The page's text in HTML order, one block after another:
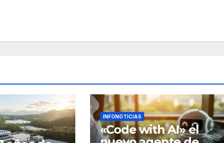
INFONOTICIAS
«Code with AI» el